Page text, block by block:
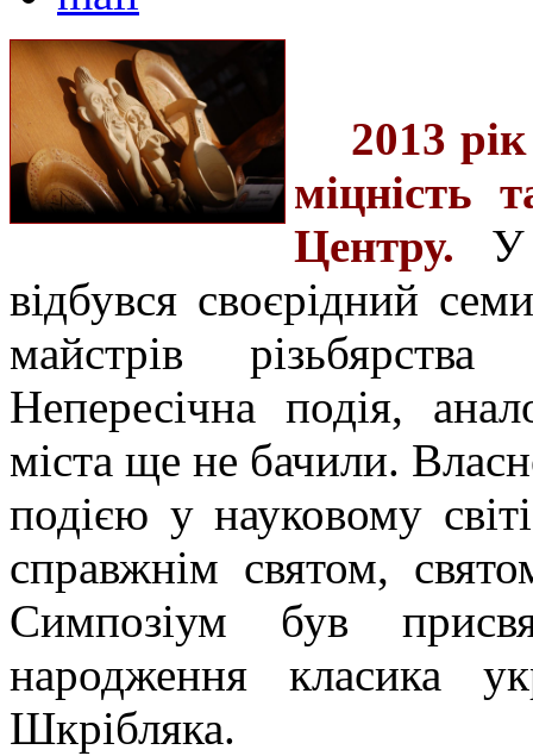
2013
міцність
Центру. У
відбувся своєрідний
майстрів
Непересічна подія,
міста ще не бачили.
подією у науковому
справжнім святом,
Симпозіум був
народження класика
Шкрібляка.